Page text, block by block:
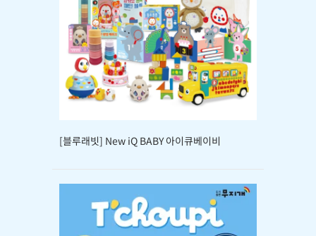
[블루래빗] New iQ BABY 아이큐베이비